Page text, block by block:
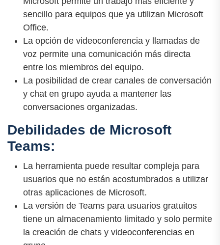
sencillo para equipos que ya utilizan Microsoft
Office.
La opción de videoconferencia y llamadas de
voz permite una comunicación más directa
entre los miembros del equipo.
La posibilidad de crear canales de conversación
y chat en grupo ayuda a mantener las
conversaciones organizadas.
Debilidades de Microsoft
Teams:
La herramienta puede resultar compleja para
usuarios que no están acostumbrados a utilizar
otras aplicaciones de Microsoft.
La versión de Teams para usuarios gratuitos
tiene un almacenamiento limitado y solo permite
la creación de chats y videoconferencias en